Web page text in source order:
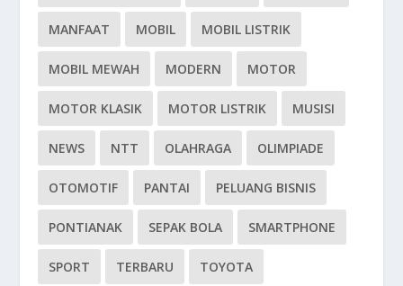
MANFAAT MOBIL MOBIL LISTRIK
MOBIL MEWAH MODERN MOTOR
MOTOR KLASIK MOTOR LISTRIK MUSISI
NEWS NTT OLAHRAGA OLIMPIADE
OTOMOTIF PANTAI PELUANG BISNIS
PONTIANAK SEPAK BOLA SMARTPHONE
SPORT TERBARU TOYOTA